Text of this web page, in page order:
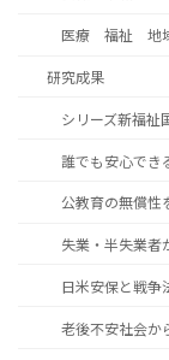
医療 福祉 地
研究成果
シリーズ新福祉
誰でも安心で
公教育の無償性
失業・半失業者
日米安保と戦争
老後不安社会か